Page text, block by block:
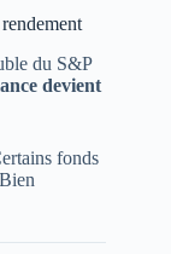
du S&P
devient
fonds